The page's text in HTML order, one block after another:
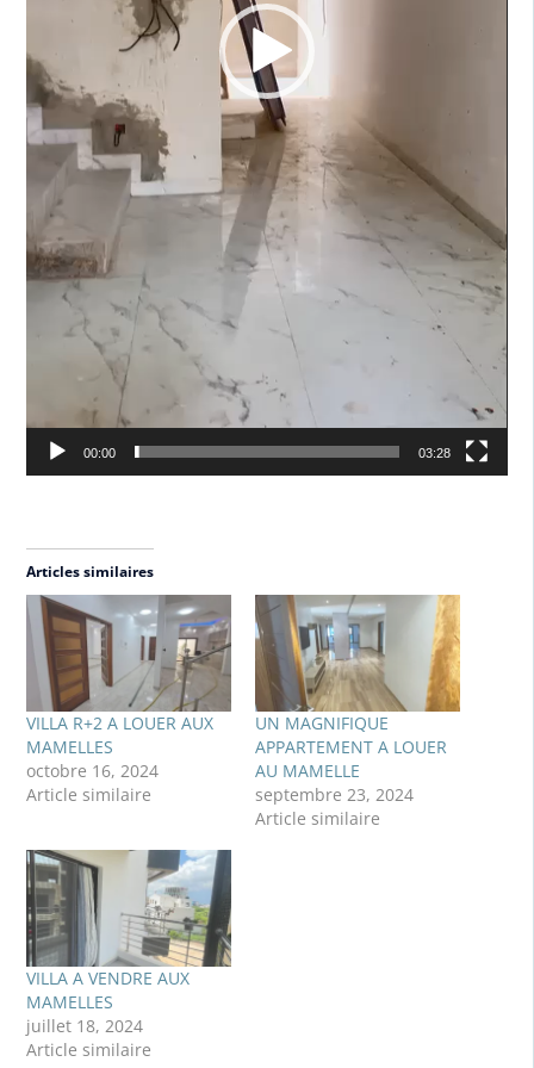
00:00 03:28
Articles similaires
VILLA R+2 A LOUER AUX
MAMELLES
octobre 16, 2024
Article similaire
UN MAGNIFIQUE
APPARTEMENT A LOUER
AU MAMELLE
septembre 23, 2024
Article similaire
VILLA A VENDRE AUX
MAMELLES
juillet 18, 2024
Article similaire